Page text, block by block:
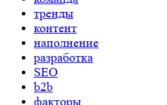
внимание
интерес
сколькоклиентовмы
Проведем аудит и покажем каких
вашем бизнесе